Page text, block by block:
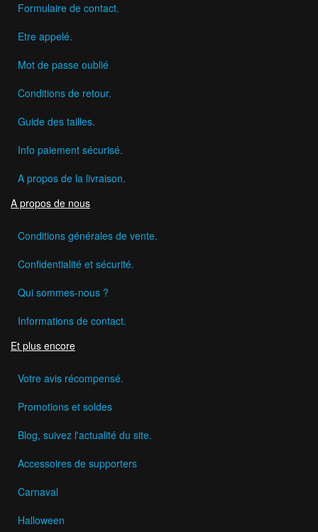
Formulaire de contact.
Etre appelé.
Mot de passe oublié
Conditions de retour.
Guide des tailles.
Info paiement sécurisé.
A propos de la livraison.
A propos de nous
Conditions générales de vente.
Confidentialité et sécurité.
Qui sommes-nous ?
Informations de contact.
Et plus encore
Votre avis récompensé.
Promotions et soldes
Blog, suivez l'actualité du site.
Accessoires de supporters
Carnaval
Halloween